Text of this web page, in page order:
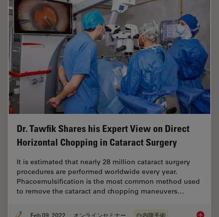
Dr. Tawfik Shares his Expert View on Direct
Horizontal Chopping in Cataract Surgery
It is estimated that nearly 28 million cataract surgery
procedures are performed worldwide every year.
Phacoemulsification is the most common method used
to remove the cataract and chopping maneuvers…
Feb 09, 2022 オンラインセミナー 白内障手術